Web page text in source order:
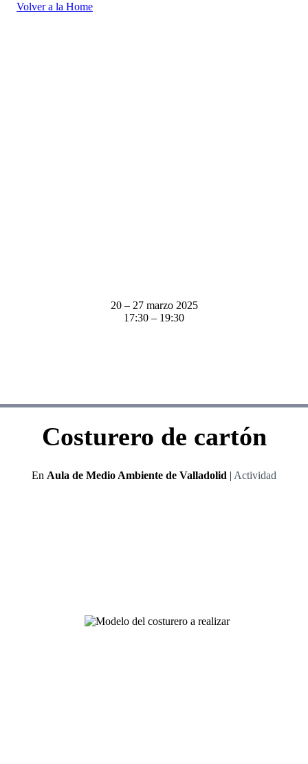
Volver a la Home
20 – 27 marzo 2025
17:30 – 19:30
Costurero de cartón
En Aula de Medio Ambiente de Valladolid | Actividad